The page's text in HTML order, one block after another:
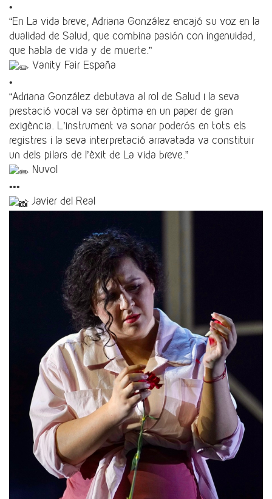
•
“En La vida breve, Adriana González encajó su voz en la
dualidad de Salud, que combina pasión con ingenuidad,
que habla de vida y de muerte.”
Vanity Fair España
•
“Adriana González debutava al rol de Salud i la seva
prestació vocal va ser òptima en un paper de gran
exigència. L’instrument va sonar poderós en tots els
registres i la seva interpretació arravatada va constituir
un dels pilars de l’èxit de La vida breve.”
Nuvol
•••
Javier del Real